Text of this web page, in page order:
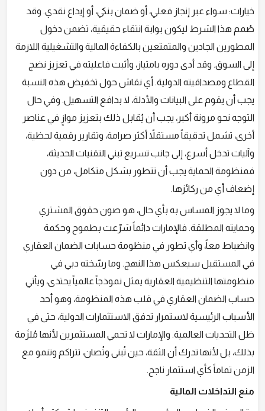
خيارات: سواء عبر إنجاز فعلي، أو ضمان بنكي، أو إيداع نقدي. وقد
صُمم هذا الشرط ليكون بوابة انتقاء حقيقية، تضمن دخول
المطورين الجادين والمتمتعين بالكفاءة المالية والتشغيلية اللازمة
إلى السوق. وقد أدى دوره بامتياز، وأثبت فاعليته في تعزيز نضج
القطاع ومصداقيته الدولية. أي نقاش حول تخفيض هذه النسبة
يجب أن يقوم على البيانات والأدلة، لا بدافع التسهيل. وفي حال
التوجه نحو مرونة أكبر، يجب أن يُقابل ذلك بتعزيز موازٍ في عناصر
أخرى، تشمل تدقيقاً مستقلاً أكثر صرامة، وتقارير رقمية لحظية،
وآليات تدخل أسرع، إلى جانب تسريع تبني التقنيات الحديثة،
فمنظومة الحماية يجب أن تتطور بشكل متكامل، من دون
إضعاف أي من ركائزها.
وما لا يجوز المساس به بأي حال، هو صون حقوق المشتري
وحمايته المطلقة. فالإمارات دائماً شرّعت بطموح وحكمة
وانضباط معاً، وأي تطور في منظومة حسابات الضمان العقاري
في المستقبل سيعكس هذا النهج. وما رسّخته دبي في
منظومتها التنظيمية العقارية يمثل نموذجاً عالمياً يحتذى، ويأتي
حساب الضمان العقاري في قلب هذه المنظومة، وهو أحد
الأسباب الرئيسية لاستمرار تدفق الاستثمارات الدولية، حتى في
ظل التحديات العالمية. والإمارات لا تحمي المستثمرين لأنها مُلزَمة
بذلك، بل لأنها تدرك أن الثقة، حين تُبنى وتُصان، تتراكم وتنمو مع
الزمن تماماً كأي استثمار ناجح.
منع التداخلات المالية